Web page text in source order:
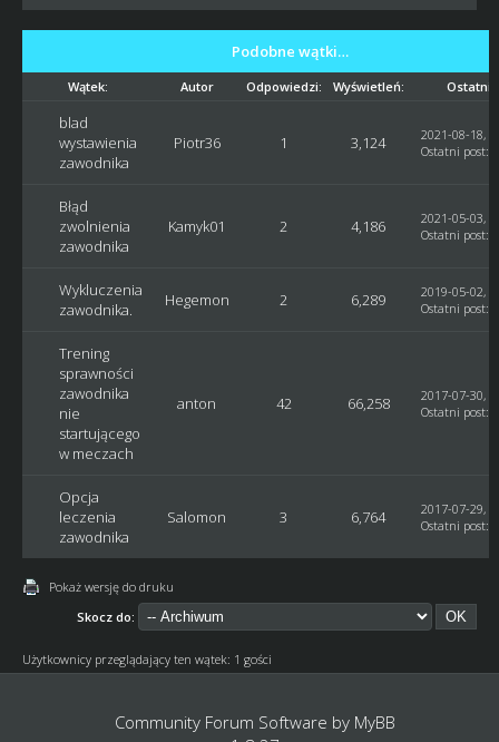
Podobne wątki…
Wątek: Autor Odpowiedzi: Wyświetleń: Ostatni
blad
wystawienia
zawodnika
Piotr36 1 3,124
2021-08-18,
Ostatni post:
Błąd
zwolnienia
zawodnika
Kamyk01 2 4,186
2021-05-03,
Ostatni post:
Wykluczenia
zawodnika.
Hegemon 2 6,289
2019-05-02,
Ostatni post:
Trening
sprawności
zawodnika
nie
startującego
w meczach
anton 42 66,258
2017-07-30,
Ostatni post:
Opcja
leczenia
zawodnika
Salomon 3 6,764
2017-07-29,
Ostatni post:
Pokaż wersję do druku
Skocz do:
Użytkownicy przeglądający ten wątek: 1 gości
Community Forum Software by MyBB